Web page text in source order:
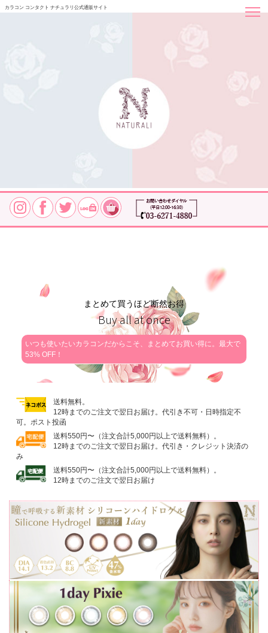
カラコン コンタクト ナチュラリ公式通販サイト
お問い合わせ
まとめて買うほど断然お得
Buy all at once
いつも使いたいカラコンだからこそ、まとめてお買い得に。最大で
53% OFF！
送料無料。
12時までのご注文で翌日お届け。代引き不可・日時指定不
可。ポスト投函
送料550円〜（注文合計5,000円以上で送料無料）。
12時までのご注文で翌日お届け。代引き・クレジット決済の
み
送料550円〜（注文合計5,000円以上で送料無料）。
12時までのご注文で翌日お届け